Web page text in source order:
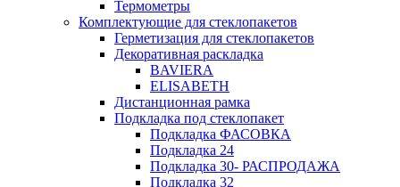
Термометры
Комплектующие для стеклопакетов
Герметизация для стеклопакетов
Декоративная раскладка
BAVIERA
ELISABETH
Дистанционная рамка
Подкладка под стеклопакет
Подкладка ФАСОВКА
Подкладка 24
Подкладка 30- РАСПРОДАЖА
Подкладка 32